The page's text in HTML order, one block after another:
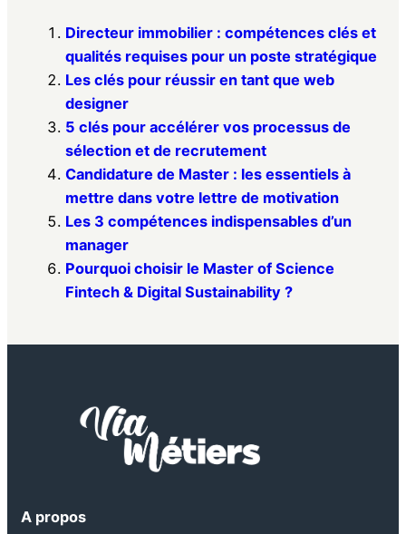
Directeur immobilier : compétences clés et
qualités requises pour un poste stratégique
Les clés pour réussir en tant que web
designer
5 clés pour accélérer vos processus de
sélection et de recrutement
Candidature de Master : les essentiels à
mettre dans votre lettre de motivation
Les 3 compétences indispensables d’un
manager
Pourquoi choisir le Master of Science
Fintech & Digital Sustainability ?
A propos